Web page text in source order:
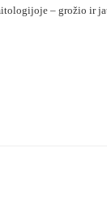
– grožio ir